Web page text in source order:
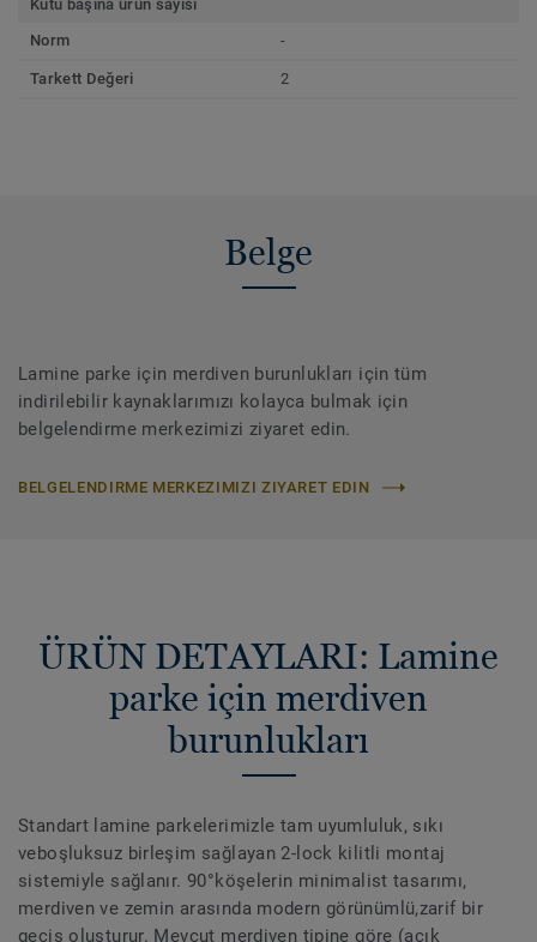
Kutu başına ürün sayısı
Norm
-
Tarkett Değeri 2
Belge
Lamine parke için merdiven burunlukları için tüm
indirilebilir kaynaklarımızı kolayca bulmak için
belgelendirme merkezimizi ziyaret edin.
BELGELENDIRME MERKEZIMIZI ZIYARET EDIN
ÜRÜN DETAYLARI: Lamine
parke için merdiven
burunlukları
Standart lamine parkelerimizle tam uyumluluk, sıkı
veboşluksuz birleşim sağlayan 2-lock kilitli montaj
sistemiyle sağlanır. 90°köşelerin minimalist tasarımı,
merdiven ve zemin arasında modern görünümlü,zarif bir
geçiş oluşturur. Mevcut merdiven tipine göre (açık